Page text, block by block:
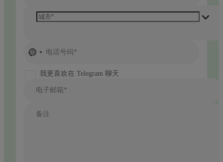
No
selected
电话号码*
我更喜欢在 Telegram 聊天
电子邮箱*
备注